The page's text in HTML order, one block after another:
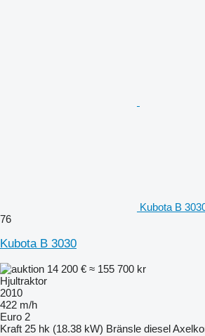
Kubota B
76
Kubota B 3030
14 200 € ≈ 155 700 kr
Hjultraktor
2010
422 m/h
Euro 2
Kraft 25 hk (18.38 kW) Bränsle diesel